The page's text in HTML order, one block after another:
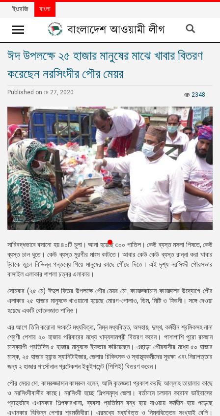
খবর
দলের
বিশেষ
নিবন্ধ
বিশেষ
প্রতিবেদন
মতামত
উন্নয়নের
বাংলাদেশ
নিউজলেটার
প্রেস
রিলিজ
প্রকাশনা
বিএনপি-
জামায়াত
সংগঠন
নির্বাচনী
ইশতেহার
ইংরেজি বাংলা
ঈদ উপলক্ষে ২৫ হাজার মানুষের মাঝে খাবার বিতরণ
করেছেন নরসিংদীর পৌর মেয়র
2348
Published on মে 27, 2020
সারিবদ্ধভাবে বসানো হয় ৪০টি চুলা। আনা হয়েছে ৩০০ পাতিল। কেউ ব্যস্ত মসলা পিষতে, কেউ
ব্যস্ত চাল ধুতে। কেউ ব্যস্ত মুরগীর মাংস কাটতে। আবার কেউ কেউ ব্যস্ত রান্না করা খাবার
ট্রাকে তুলে বিভিন্ন গন্তব্যে গিয়ে মানুষের কাছে পৌঁছে দিতে। এই দৃশ্য নরসিংদী পৌরসভার
বাসাইল এলাকার শাপলা চত্বর এলাকার।
সোমবার (২৫ মে) ঈদুল ফিতর উপলক্ষে পৌর মেয়র মো. কামরুজ্জামান কামরুলের উদ্যোগে পৌর
এলাকার ২৫ হাজার মানুষকে খাওয়ানো হয়েছে মোরগ-পোলাও, ডিম, মিষ্টি ও ফিরনী। সঙ্গে দেওয়া
হয়েছে একটি বোতলজাত পানিও।
এর আগে তিনি করোনা সংকটে মধ্যবিত্ত, নিম্ন মধ্যবিত্ত, অসহায়, দুস্থ, কর্মহীন শ্রমিকসহ নানা
শ্রেণী পেশার ২০ হাজার পরিবারের মধ্যে খাদ্যসামগ্রী বিতরণ করেন। পাশাপাশি পুরো রমজান
মাসব্যাপী প্রতিদিন ৫ হাজার মানুষকে ইফতার করিয়েছেন। এছাড়া পৌরবাসীর মধ্যে ৫০ হাজার
মাস্ক, ২৫ হাজার হ্যান্ড স্যানিটাইজার, জেলার চিকিৎসক ও স্বাস্থ্যকর্মীদের সুরক্ষা এবং নিরাপত্তার
জন্য ২ হাজার পার্সোনাল প্রটেকশন ইকুইপমেন্ট (পিপিই) বিতরণ করেন।
পৌর মেয়র মো. কামরুজ্জামান কামরুল বলেন, আমি কৃতজ্ঞতা প্রকাশ করছি আল্লাহ তায়ালার কাছে
ও নরসিংদীবাসীর কাছে। নরসিংদী হচ্ছে শিল্পসমৃদ্ধ জেলা। বর্তমানে চলমান করোনা ভাইরাসের
প্রাদুর্ভাবে এখানকার শিল্পকারখানা, ব্যবসা প্রতিষ্ঠান বন্ধ হয়ে যাওয়ায় কর্মহীন হয়ে পড়েছে
এখানকার বিভিন্ন পেশার শ্রমজীবীরা। এরমধ্যে মধ্যবিত্ত ও নিম্নবিত্তের সংখ্যাই বেশি।